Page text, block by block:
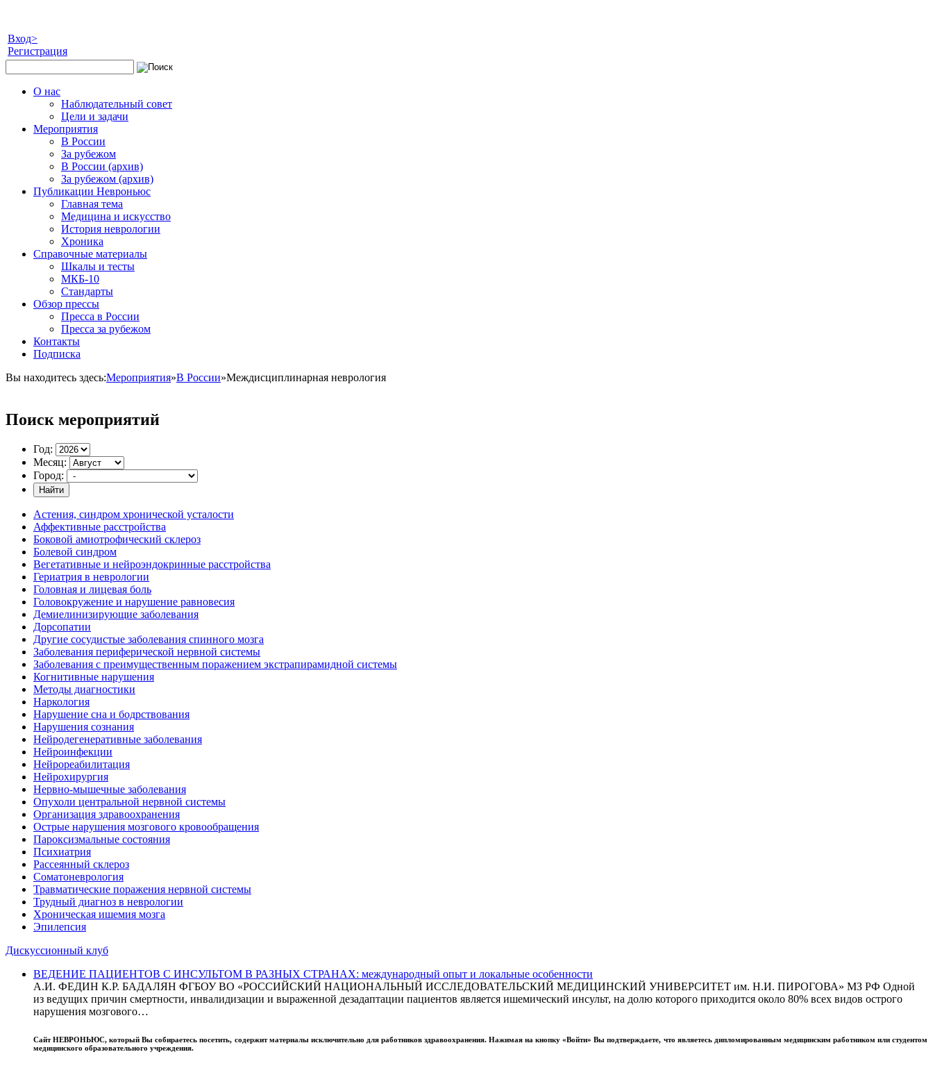
Вход>
Регистрация
О нас
Наблюдательный совет
Цели и задачи
Мероприятия
В России
За рубежом
В России (архив)
За рубежом (архив)
Публикации Невроньюс
Главная тема
Медицина и искусство
История неврологии
Хроника
Справочные материалы
Шкалы и тесты
МКБ-10
Стандарты
Обзор прессы
Пресса в России
Пресса за рубежом
Контакты
Подписка
Вы находитесь здесь:Мероприятия»В России»Междисциплинарная неврология
Поиск мероприятий
Год:
Месяц:
Город:
Найти
Астения, синдром хронической усталости
Аффективные расстройства
Боковой амиотрофический склероз
Болевой синдром
Вегетативные и нейроэндокринные расстройства
Гериатрия в неврологии
Головная и лицевая боль
Головокружение и нарушение равновесия
Демиелинизирующие заболевания
Дорсопатии
Другие сосудистые заболевания спинного мозга
Заболевания периферической нервной системы
Заболевания с преимущественным поражением экстрапирамидной системы
Когнитивные нарушения
Методы диагностики
Наркология
Нарушение сна и бодрствования
Нарушения сознания
Нейродегенеративные заболевания
Нейроинфекции
Нейрореабилитация
Нейрохирургия
Нервно-мышечные заболевания
Опухоли центральной нервной системы
Организация здравоохранения
Острые нарушения мозгового кровообращения
Пароксизмальные состояния
Психиатрия
Рассеянный склероз
Соматоневрология
Травматические поражения нервной системы
Трудный диагноз в неврологии
Хроническая ишемия мозга
Эпилепсия
Дискуссионный клуб
ВЕДЕНИЕ ПАЦИЕНТОВ С ИНСУЛЬТОМ В РАЗНЫХ СТРАНАХ: международный опыт и локальные особенности
А.И. ФЕДИН К.Р. БАДАЛЯН ФГБОУ ВО «РОССИЙСКИЙ НАЦИОНАЛЬНЫЙ ИССЛЕДОВАТЕЛЬСКИЙ МЕДИЦИНСКИЙ УНИВЕРСИТЕТ им. Н.И. ПИРОГОВА» МЗ РФ Одной
из ведущих причин смертности, инвалидизации и выраженной дезадаптации пациентов является ишемический инсульт, на долю которого приходится около 80% всех видов острого
нарушения мозгового…
СайтНЕВРОНЬЮС, который Вы собираетесь посетить, содержит материалы исключительно для работников здравоохранения. Нажимая на кнопку «Войти» Вы подтверждаете, что являетесь дипломированным медицинским работником или студентом
медицинского образовательного учреждения.